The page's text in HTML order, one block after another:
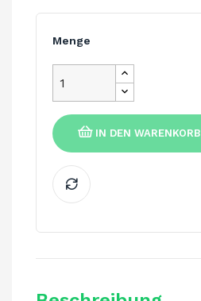
Menge
IN DEN WARENKORB